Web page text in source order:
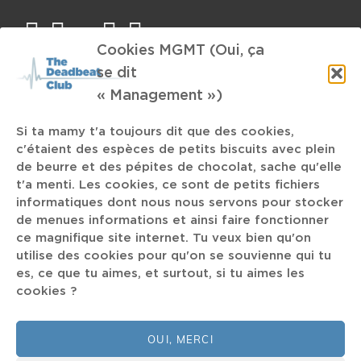
Cookies MGMT (Oui, ça
se dit
« Management »)
Si ta mamy t'a toujours dit que des cookies,
c'étaient des espèces de petits biscuits avec plein
de beurre et des pépites de chocolat, sache qu'elle
t'a menti. Les cookies, ce sont de petits fichiers
informatiques dont nous nous servons pour stocker
de menues informations et ainsi faire fonctionner
ce magnifique site internet. Tu veux bien qu'on
utilise des cookies pour qu'on se souvienne qui tu
es, ce que tu aimes, et surtout, si tu aimes les
cookies ?
OUI, MERCI
facebook
twitter
mailinstagram
spotify
TAGS
Rap français grosses guitares Micro Shows
Trap-Metal U2 Fontaine DC Dzigo Vertov Sexy Sushi
John Petrucci Azmari Guns'n'Roses new-wave
Eosine
Gina Birch